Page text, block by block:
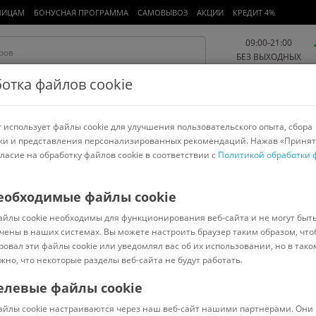
БОНУСНАЯ ПРОГРАММА САМОВЫВОЗ АКЦИИ КРЕДИТ 4%
09:00-21:00
БЕЗ ВЫХОДНЫХ
Работа и офис Авто и мото Детям и мамам Красота и
спорт
00111965 (графит серый, 800)
файлов cookie
файлы cookie для улучшения пользовательского опыта, сбора
и представления персонализированных рекомендаций. Нажав
на обработку файлов cookie в соответствии с Политикой обработки
файлы cookie
cookie необходимы для функционирования веб-сайта и не могут
в наших системах. Вы можете настроить браузер таким образом,
эти файлы cookie или уведомлял вас об их использовании, но в
что некоторые разделы веб-сайта не будут работать.
файлы cookie
cookie настраиваются через наш веб-сайт нашими партнерами. Они